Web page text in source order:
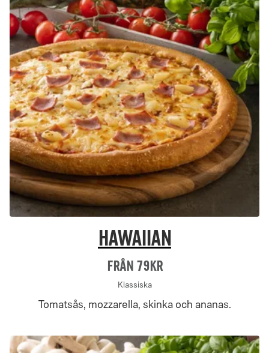
Hawaiian
Från 79Kr
Klassiska
Tomatsås, mozzarella, skinka och ananas.